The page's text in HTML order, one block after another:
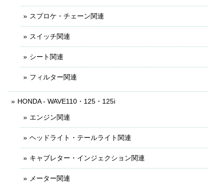
スプロケ・チェーン関連
スイッチ関連
シート関連
フィルター関連
HONDA - WAVE110・125・125i
エンジン関連
ヘッドライト・テールライト関連
キャブレター・インジェクション関連
メーター関連